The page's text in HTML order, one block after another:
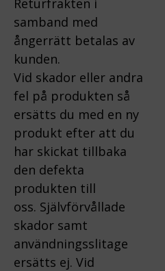
samband med
ångerrätt betalas av
kunden.
Vid skador eller andra
fel på produkten så
ersätts du med en ny
produkt efter att du
har skickat tillbaka
den defekta
produkten till
oss. Självförvållade
skador samt
användningsslitage
ersätts ej. Vid